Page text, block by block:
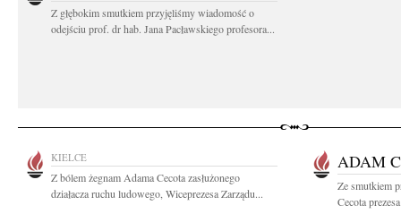
Z głębokim smutkiem przyjęliśmy wiadomość o
odejściu prof. dr hab. Jana Pacławskiego profesora...
KIELCE
Z bólem żegnam Adama Cecota zasłużonego
działacza ruchu ludowego, Wiceprezesa Zarządu...
ADAM
Ze smutkiem
Cecota